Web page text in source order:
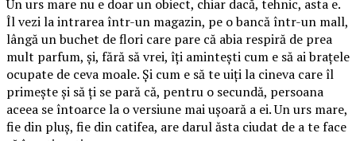
Un urs mare nu e doar un obiect, chiar dacă, tehnic, asta e.
Îl vezi la intrarea într-un magazin, pe o bancă într-un mall,
lângă un buchet de flori care pare că abia respiră de prea
mult parfum, și, fără să vrei, îți amintești cum e să ai brațele
ocupate de ceva moale. Și cum e să te uiți la cineva care îl
primește și să ți se pară că, pentru o secundă, persoana
aceea se întoarce la o versiune mai ușoară a ei. Un urs mare,
fie din pluș, fie din catifea, are darul ăsta ciudat de a te face